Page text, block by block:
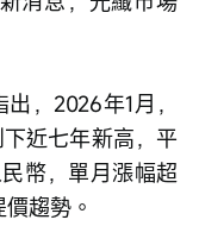
，2026年1月，
近七年新高，平
幣，單月漲幅超
趨勢。